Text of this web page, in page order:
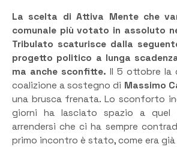
La scelta di Attiva Mente che
comunale più votato in assoluto
Tribulato scaturisce dalla
progetto politico a lunga
ma anche sconfitte. Il 5 ottobre la
coalizione a sostegno di Massimo
una brusca frenata. Lo sconforto
giorni ha lasciato spazio a quel
arrendersi che ci ha sempre
primo incontro è stato, come era